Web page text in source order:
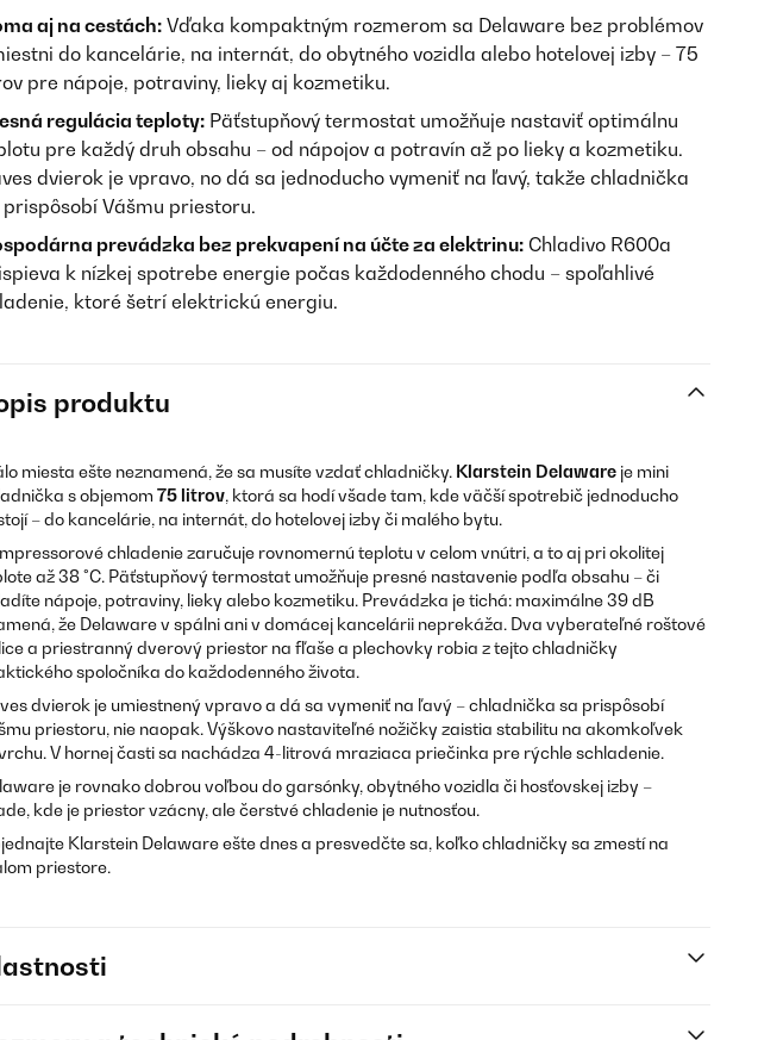
aj na cestách:Vďaka kompaktným rozmerom sa Delaware bez problémov
do kancelárie, na internát, do obytného vozidla alebo hotelovej izby – 75
pre nápoje, potraviny, lieky aj kozmetiku.
regulácia teploty: Päťstupňový termostat umožňuje nastaviť optimálnu
pre každý druh obsahu – od nápojov a potravín až po lieky a kozmetiku.
dvierok je vpravo, no dá sa jednoducho vymeniť na ľavý, takže chladnička
prispôsobí Vášmu priestoru.
prevádzka bez prekvapení na účte za elektrinu: Chladivo R600a
k nízkej spotrebe energie počas každodenného chodu – spoľahlivé
ktoré šetrí elektrickú energiu.
produktu
miesta ešte neznamená, že sa musíte vzdať chladničky. Klarstein Delaware je mini
s objemom 75 litrov, ktorá sa hodí všade tam, kde väčší spotrebič jednoducho
– do kancelárie, na internát, do hotelovej izby či malého bytu.
chladenie zaručuje rovnomernú teplotu v celom vnútri, a to aj pri okolitej
až 38 °C. Päťstupňový termostat umožňuje presné nastavenie podľa obsahu – či
nápoje, potraviny, lieky alebo kozmetiku. Prevádzka je tichá: maximálne 39 dB
že Delaware v spálni ani v domácej kancelárii neprekáža. Dva vyberateľné roštové
a priestranný dverový priestor na fľaše a plechovky robia z tejto chladničky
spoločníka do každodenného života.
dvierok je umiestnený vpravo a dá sa vymeniť na ľavý – chladnička sa prispôsobí
priestoru, nie naopak. Výškovo nastaviteľné nožičky zaistia stabilitu na akomkoľvek
V hornej časti sa nachádza 4-litrová mraziaca priečinka pre rýchle schladenie.
je rovnako dobrou voľbou do garsónky, obytného vozidla či hosťovskej izby –
kde je priestor vzácny, ale čerstvé chladenie je nutnosťou.
Klarstein Delaware ešte dnes a presvedčte sa, koľko chladničky sa zmestí na
priestore.